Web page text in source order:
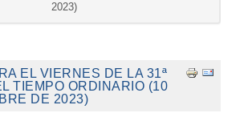
2023)
EL VIERNES DE LA 31ª
TIEMPO ORDINARIO (10
DE 2023)